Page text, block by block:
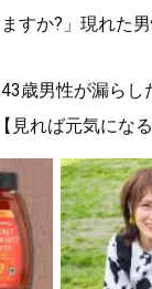
すか?」現れた
歳男性が漏らし
れば元気になる